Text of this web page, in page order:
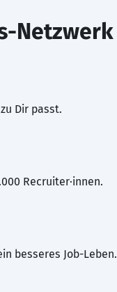
Netzwerk
Dir passt.
Recruiter·innen.
besseres Job-Leben.